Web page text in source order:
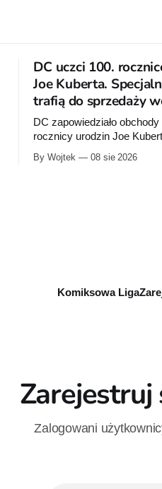
DC uczci 100.
Joe Kuberta.
trafią do sprzedaży
DC zapowiedziało
rocznicy urodzin Joe
publikacje poświęcone
By Wojtek 08 sie 2026
Komiksowa Liga
Zarejestruj
Zalogowani